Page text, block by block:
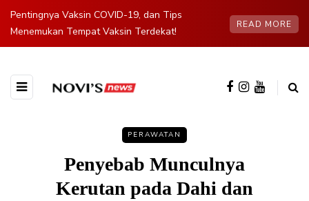
Pentingnya Vaksin COVID-19, dan Tips
Menemukan Tempat Vaksin Terdekat!
READ MORE
PERAWATAN
Penyebab Munculnya
Kerutan pada Dahi dan